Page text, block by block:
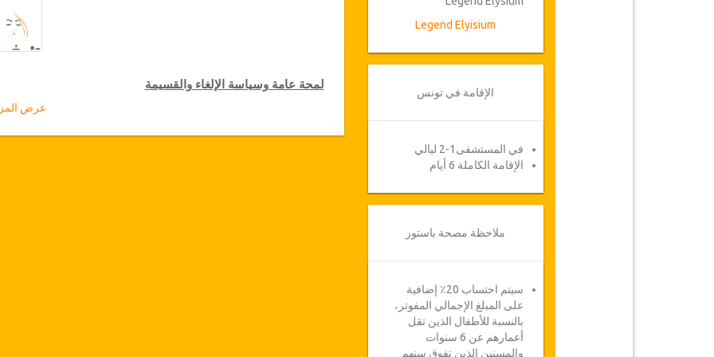
لمحة عامة وسياسة الإلغاء والقسيمة
لمحة عامة
عرض
Legend Elyisium
الإقامة في تونس
في المستشفى1-2 ليالي
الإقامة الكاملة 6 أيام
ملاحظة مصحة باستور
سيتم احتساب 20٪ إضافية
على المبلغ الإجمالي المفوتر،
بالنسبة للأطفال الذين تقل
أعمارهم عن 6 سنوات
والمسنين الذين تفوق سنهم